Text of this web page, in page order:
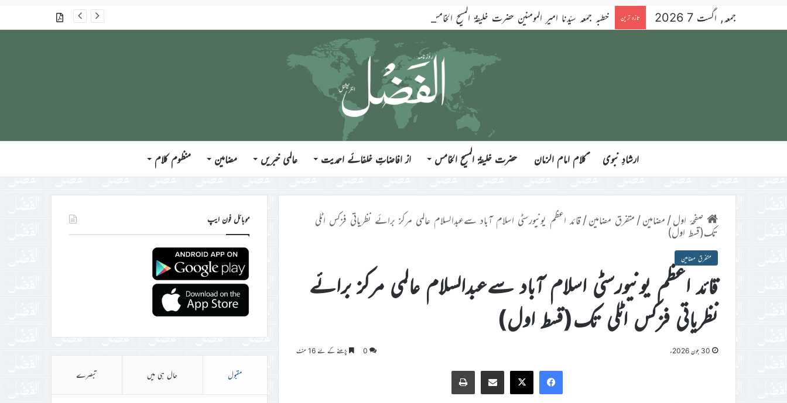
جمعہ, اگست 7 2026 تازہ ترین خطبہ جمعہ سیّدنا امیر المومنین حضرت خلیفۃ المسیح الخامس ایّدہ اللہ تعالیٰ بنصرہ العزیز فرمودہ 17؍جولائی 2026ء گذشتہ شمارے
ارشادِ نبوی ؑکلام امام الزمان حضرت خلیفۃ المسیح الخامس از افاضاتِ خلفائے احمدیت عالمی خبریں مضامین منظوم کلام
صفحۂ اول/ مضامین/ متفرق مضامین/قائد اعظم یونیورسٹی اسلام آباد سےعبدالسلام عالمی مرکز برائے نظریاتی فزکس اٹلی
تک(قسط اول)
متفرق مضامین
قائد اعظم یونیورسٹی اسلام آباد سےعبدالسلام عالمی مرکز برائے
نظریاتی فزکس اٹلی تک(قسط اول)
30 جون 2026ء 0 پڑھنے کے لئے 16 منٹ
Facebook
X
Share via Email
Print
موبائل فون ایپ
مقبول حال ہی میں تبصرے